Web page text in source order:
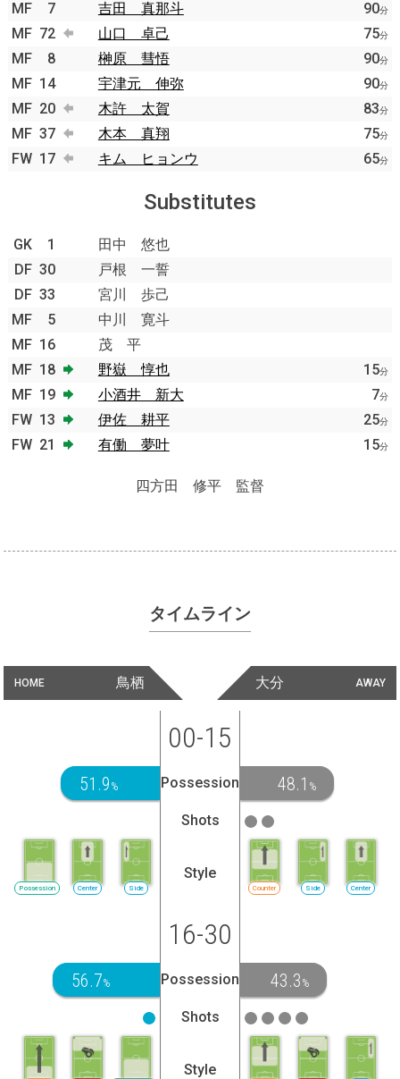
MF 7 吉田 真那斗 90分
MF 72 山口 卓己 75分
MF 8 榊原 彗悟 90分
MF 14 宇津元 伸弥 90分
MF 20 木許 太賀 83分
MF 37 木本 真翔 75分
FW 17 キム ヒョンウ 65分
Substitutes
GK 1
田中 悠也
DF 30
戸根 一誓
DF 33
宮川 歩己
MF
5
中川 寛斗
MF 16
茂 平
MF 18 野嶽 惇也 15分
MF 19 小酒井 新大 7分
FW 13 伊佐 耕平 25分
FW 21 有働 夢叶 15分
四方田 修平 監督
タイムライン
HOME 鳥栖 AWAY
大分
00-15
51.9 % Possession 48.1 %
Shots
Side
Center
Possession
Style
Counter Side Center
16-30
56.7% Possession 43.3 %
Shots
Style